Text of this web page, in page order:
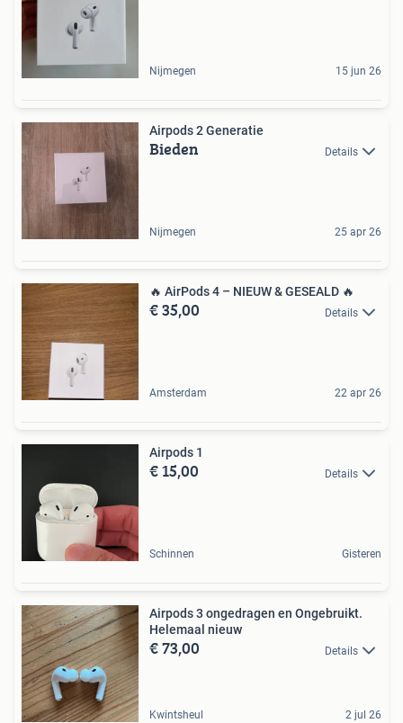
Nijmegen 15 jun 26
Airpods 2 Generatie
Bieden Details
Nijmegen 25 apr 26
🔥 AirPods 4 – NIEUW & GESEALD 🔥
€ 35,00 Details
Amsterdam 22 apr 26
Airpods 1
€ 15,00 Details
Schinnen Gisteren
Airpods 3 ongedragen en Ongebruikt.
Helemaal nieuw
€ 73,00 Details
Kwintsheul 2 jul 26